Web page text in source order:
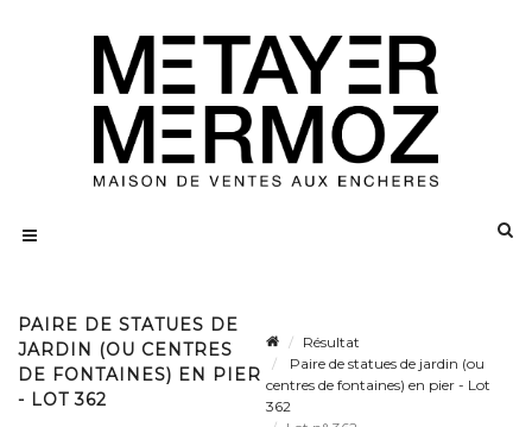
PAIRE DE STATUES DE
JARDIN (OU CENTRES
DE FONTAINES) EN PIER
- LOT 362
Résultat
Paire de statues de jardin (ou
centres de fontaines) en pier - Lot
362